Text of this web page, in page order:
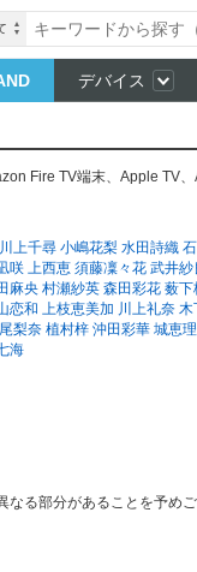
デバイス
Fire TV端末、 Apple TV、
川上千尋 小嶋花梨 水田詩織
咲 上西恵 須藤凜々花 武井紗
麻央 村瀬紗英 森田彩花 薮下
恋和 上枝恵美加 川上礼奈 木
梨奈 植村梓 沖田彩華 城恵
海
る部分があることを予めご